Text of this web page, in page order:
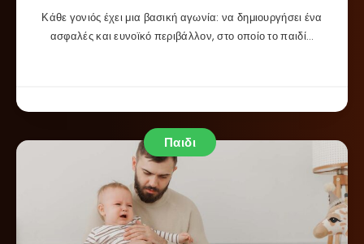
Κάθε γονιός έχει μια βασική αγωνία: να δημιουργήσει ένα
ασφαλές και ευνοϊκό περιβάλλον, στο οποίο το παιδί…
Παιδι